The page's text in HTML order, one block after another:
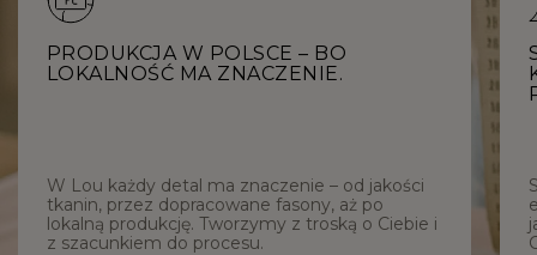
PRODUKCJA W POLSCE – BO
LOKALNOŚĆ MA ZNACZENIE.
W Lou każdy detal ma znaczenie – od jakości
tkanin, przez dopracowane fasony, aż po
lokalną produkcję. Tworzymy z troską o Ciebie i
z szacunkiem do procesu.